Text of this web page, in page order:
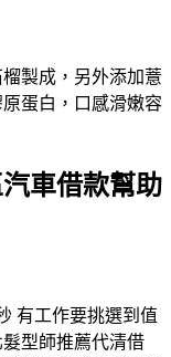
製成，另外添加薏
蛋白，口感滑嫩容
車借款幫助
有工作要挑選到值
型師推薦代清借